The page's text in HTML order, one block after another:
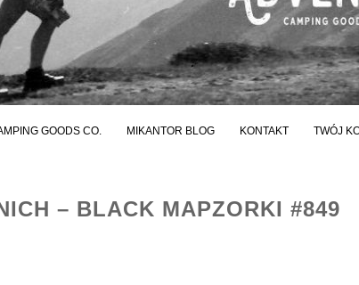
GOODS CO. MIKANTOR BLOG KONTAKT TWÓJ
– BLACK MAPZORKI #849